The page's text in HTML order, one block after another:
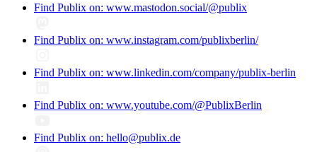
Find Publix on: www.mastodon.social/@publix
Find Publix on: www.instagram.com/publixberlin/
Find Publix on: www.linkedin.com/company/publix-berlin
Find Publix on: www.youtube.com/@PublixBerlin
Find Publix on: hello@publix.de